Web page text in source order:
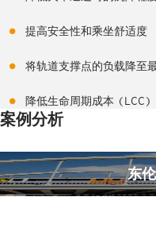
提高安全性和乘坐舒适度
将轨道支撑点的负载降至
降低生命周期成本 (LCC)
案例分析
东